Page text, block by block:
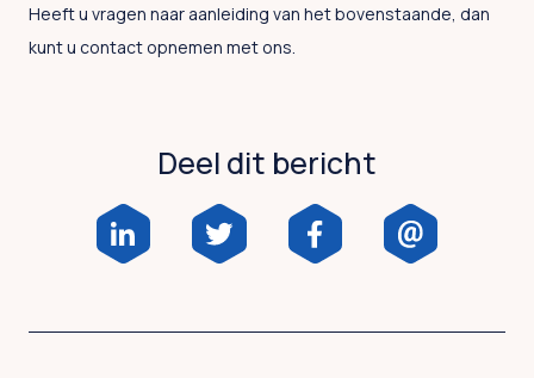
Heeft u vragen naar aanleiding van het bovenstaande, dan
kunt u contact opnemen met ons.
Deel dit bericht